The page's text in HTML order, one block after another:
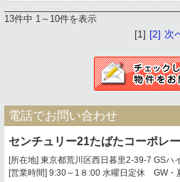
13件中 1～10件を表示
[1] [2] 次
電話でお問い合わせ
センチュリー21たばたコーポレ
[所在地] 東京都荒川区西日暮里2-39-7 GSハ
[営業時間] 9:30～1８:00 水曜日定休 GW・